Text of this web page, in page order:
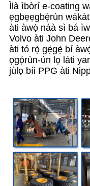
Ìlà ìbòrí e-coating
ẹgbẹẹgbẹ̀rún
àti àwọ̀ náà sì bá
Volvo àti John
àti tó rọ̀ gẹ́gẹ́ bí
ọgọ́rùn-ún lọ láti
jùlọ bíi PPG àti